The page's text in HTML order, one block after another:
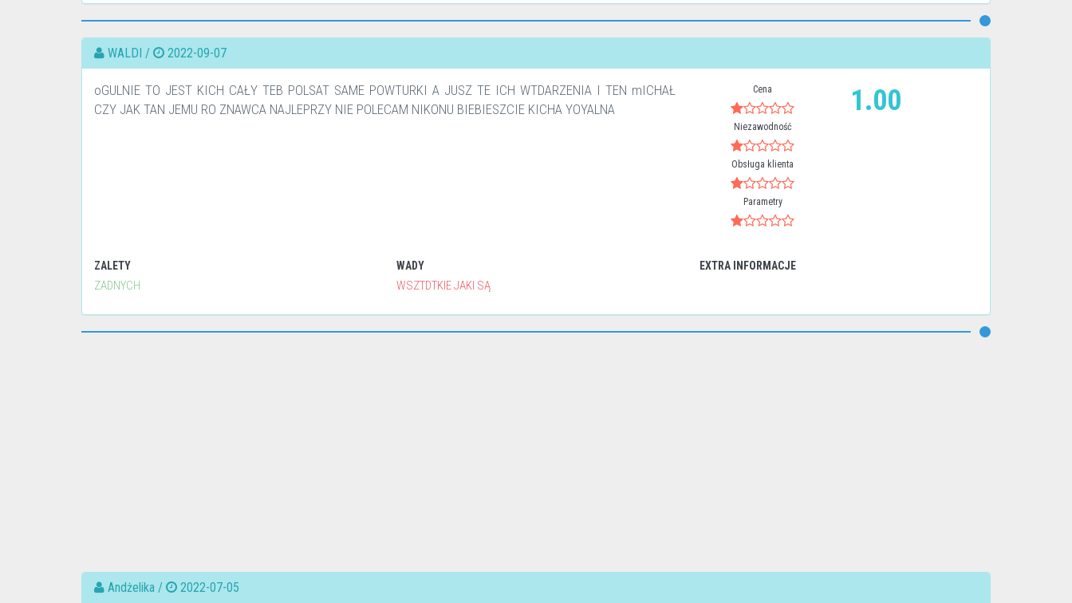
WALDI / 2022-09-07
oGULNIE TO JEST KICH CAŁY TEB POLSAT SAME POWTURKI A JUSZ TE ICH WTDARZENIA I TEN mICHAŁ
CZY JAK TAN JEMU RO ZNAWCA NAJLEPRZY NIE POLECAM NIKONU BIEBIESZCIE KICHA YOYALNA
Cena
Niezawodność
Obsługa klienta
Parametry
1.00
ZALETY
ZADNYCH
WADY
WSZTDTKIE JAKI SĄ
EXTRA INFORMACJE
Andżelika / 2022-07-05